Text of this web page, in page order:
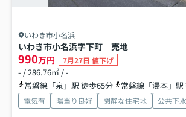
いわき市小名浜
いわき市小名浜字下町 売地
990万円 7月27日 値下げ
- / 286.76㎡ / -
常磐線「泉」駅 徒歩65分
常磐線「湯本」駅
電気有 陽当り良好 閑静な住宅地 公共下水